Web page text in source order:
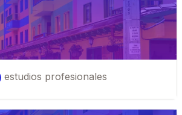
estudios profesionales